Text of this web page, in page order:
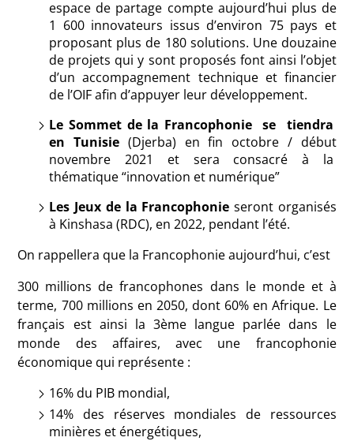
espace de partage compte aujourd’hui plus de
1 600 innovateurs issus d’environ 75 pays et
proposant plus de 180 solutions. Une douzaine
de projets qui y sont proposés font ainsi l’objet
d’un accompagnement technique et financier
de l’OIF afin d’appuyer leur développement.
Le Sommet de la Francophonie se tiendra
en Tunisie (Djerba) en fin octobre / début
novembre 2021 et sera consacré à la
thématique “innovation et numérique”
Les Jeux de la Francophonie seront organisés
à Kinshasa (RDC), en 2022, pendant l’été.
On rappellera que la Francophonie aujourd’hui, c’est
300 millions de francophones dans le monde et à
terme, 700 millions en 2050, dont 60% en Afrique. Le
français est ainsi la 3ème langue parlée dans le
monde des affaires, avec une francophonie
économique qui représente :
16% du PIB mondial,
14% des réserves mondiales de ressources
minières et énergétiques,